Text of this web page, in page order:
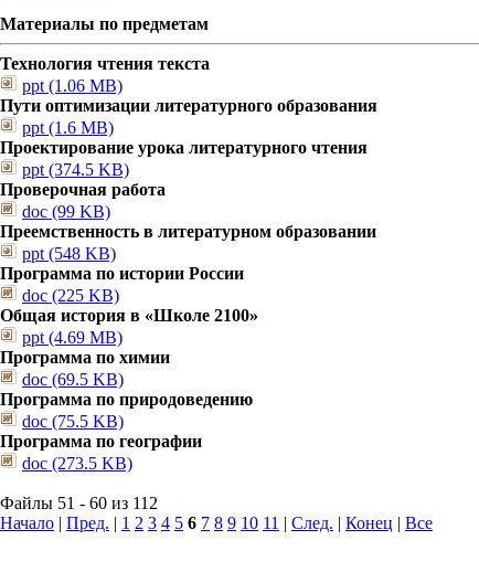
Материалы по предметам
Технология чтения текста
ppt (1.06 MB)
Пути оптимизации литературного образования
ppt (1.6 MB)
Проектирование урока литературного чтения
ppt (374.5 KB)
Проверочная работа
doc (99 KB)
Преемственность в литературном образовании
ppt (548 KB)
Программа по истории России
doc (225 KB)
Общая история в «Школе 2100»
ppt (4.69 MB)
Программа по химии
doc (69.5 KB)
Программа по природоведению
doc (75.5 KB)
Программа по географии
doc (273.5 KB)
Файлы 51 - 60 из 112
Начало | Пред. | 1 2 3 4 5 6 7 8 9 10 11 | След. | Конец | Все